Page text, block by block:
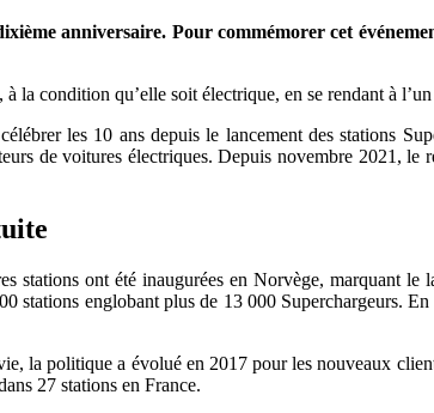
anniversaire. Pour commémorer cet
la condition qu’elle soit électrique, en se rendant à
les 10 ans depuis le lancement des stations
de voitures électriques. Depuis novembre 2021,
ont été inaugurées en Norvège, marquant le
stations englobant plus de 13 000 Superchargeurs.
la politique a évolué en 2017 pour les nouveaux
27 stations en France.